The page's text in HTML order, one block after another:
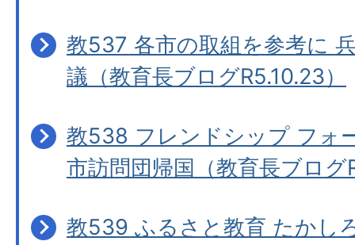
教537 各市の取組を参考に
議（教育長ブログR5.10.23）
教538 フレンドシップ フォ
市訪問団帰国（教育長ブログ
教539 ふるさと教育 たかし